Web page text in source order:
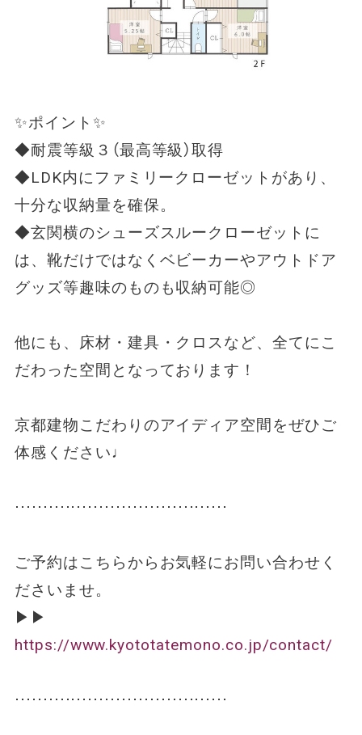
✨ポイント✨
◆耐震等級３（最高等級）取得
◆LDK内にファミリークローゼットがあり、
十分な収納量を確保。
◆玄関横のシューズスルークローゼットに
は、靴だけではなくベビーカーやアウトドア
グッズ等趣味のものも収納可能◎
他にも、床材・建具・クロスなど、全てにこ
だわった空間となっております！
京都建物こだわりのアイディア空間をぜひご
体感ください♩
⋅⋅⋅⋅⋅⋅⋅⋅⋅⋅⋅⋅⋅⋅⋅⋅⋅⋅⋅⋅⋅⋅⋅⋅⋅⋅⋅⋅⋅⋅⋅⋅⋅⋅⋅⋅⋅⋅
ご予約はこちらからお気軽にお問い合わせく
ださいませ。
▶▶
https://www.kyototatemono.co.jp/contact/
⋅⋅⋅⋅⋅⋅⋅⋅⋅⋅⋅⋅⋅⋅⋅⋅⋅⋅⋅⋅⋅⋅⋅⋅⋅⋅⋅⋅⋅⋅⋅⋅⋅⋅⋅⋅⋅⋅